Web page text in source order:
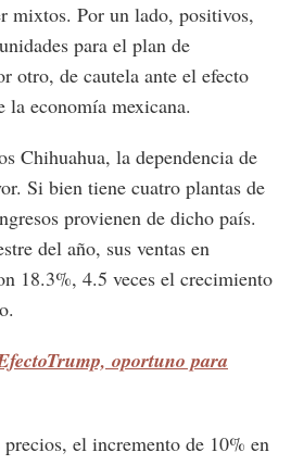
mixtos. Por un lado, positivos,
para el plan de
otro, de cautela ante el efecto
la economía mexicana.
Chihuahua, la dependencia de
Si bien tiene cuatro plantas de
provienen de dicho país.
del año, sus ventas en
18.3%, 4.5 veces el crecimiento
oportuno para
el incremento de 10% en